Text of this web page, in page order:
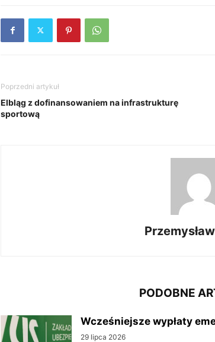
Poprzedni artykuł
Elbląg z dofinansowaniem na infrastrukturę
sportową
PODOBNE
Wcześniejsze wypłaty
29 lipca 2026